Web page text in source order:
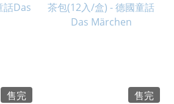
售完
售完